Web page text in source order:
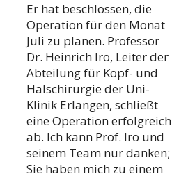
Er hat beschlossen, die
Operation für den Monat
Juli zu planen. Professor
Dr. Heinrich Iro, Leiter der
Abteilung für Kopf- und
Halschirurgie der Uni-
Klinik Erlangen, schließt
eine Operation erfolgreich
ab. Ich kann Prof. Iro und
seinem Team nur danken;
Sie haben mich zu einem